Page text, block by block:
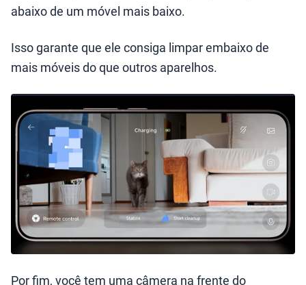
abaixo de um móvel mais baixo.
Isso garante que ele consiga limpar embaixo de
mais móveis do que outros aparelhos.
Por fim, você tem uma câmera na frente do